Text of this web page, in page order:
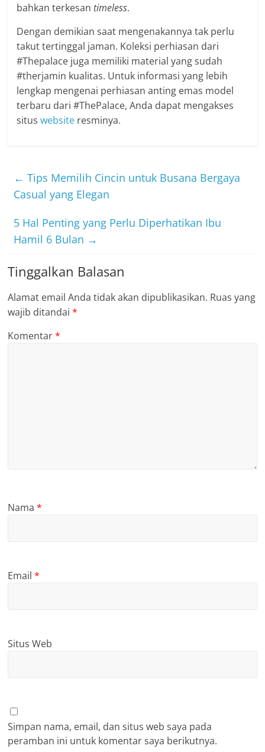
bahkan terkesan timeless.
Dengan demikian saat mengenakannya tak perlu
takut tertinggal jaman. Koleksi perhiasan dari
#Thepalace juga memiliki material yang sudah
#therjamin kualitas. Untuk informasi yang lebih
lengkap mengenai perhiasan anting emas model
terbaru dari #ThePalace, Anda dapat mengakses
situswebsite resminya.
← Tips Memilih Cincin untuk Busana Bergaya
Casual yang Elegan
5 Hal Penting yang Perlu Diperhatikan Ibu
Hamil 6 Bulan →
Tinggalkan Balasan
Alamat email Anda tidak akan dipublikasikan. Ruas yang
wajib ditandai*
Komentar*
Nama*
Email*
Situs Web
Simpan nama, email, dan situs web saya pada
peramban ini untuk komentar saya berikutnya.